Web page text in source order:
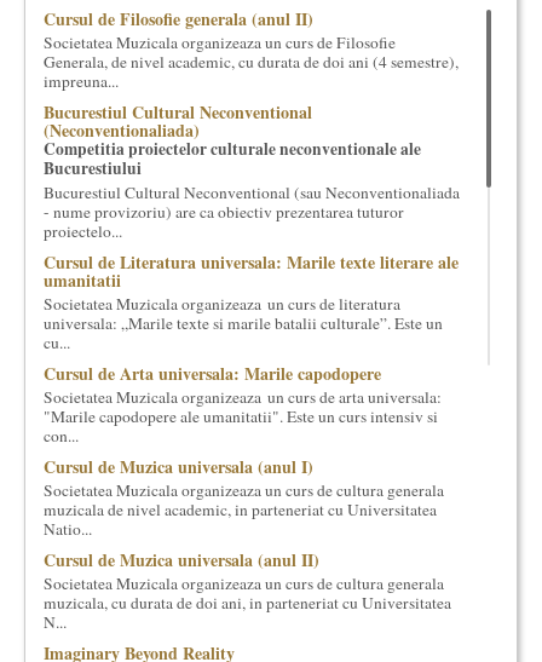
inceput cu muzica clasica - si de aici numele -, insa acum
dezvoltam proiecte si in alte domenii ale culturii.
Facem management cultural, dezvoltam si administram proiecte
proprii sau preluate, modele si sisteme de finantare, marketing
cultural si consultanta. Organizam concursuri, concerte si
evenimente culturale, private sau publice, tinem cursuri de
cultura generala muzicala, teatrala, filosofica si de alte feluri.
Cuvinte in plus despre proiect, despre cei care il administreaza si
cei care il finantateaza sunt in rubricile de mai jos.
Cursul de Filosofie generala (anul II)
Societatea Muzicala organizeaza un curs de Filosofie
Generala, de nivel academic, cu durata de doi ani (4 semestre),
impreuna...
Bucurestiul Cultural Neconventional
(Neconventionaliada)
Competitia proiectelor culturale neconventionale ale
Bucurestiului
Bucurestiul Cultural Neconventional (sau Neconventionaliada
- nume provizoriu) are ca obiectiv prezentarea tuturor
proiectelo...
Cursul de Literatura universala: Marile texte literare ale
umanitatii
Societatea Muzicala organizeaza un curs de literatura
universala: „Marile texte si marile batalii culturale”. Este un
cu...
Cursul de Arta universala: Marile capodopere
Societatea Muzicala organizeaza un curs de arta universala:
"Marile capodopere ale umanitatii". Este un curs intensiv si
con...
Cursul de Muzica universala (anul I)
Societatea Muzicala organizeaza un curs de cultura generala
muzicala de nivel academic, in parteneriat cu Universitatea
Natio...
Cursul de Muzica universala (anul II)
Societatea Muzicala organizeaza un curs de cultura generala
muzicala, cu durata de doi ani, in parteneriat cu Universitatea
N...
Imaginary Beyond Reality